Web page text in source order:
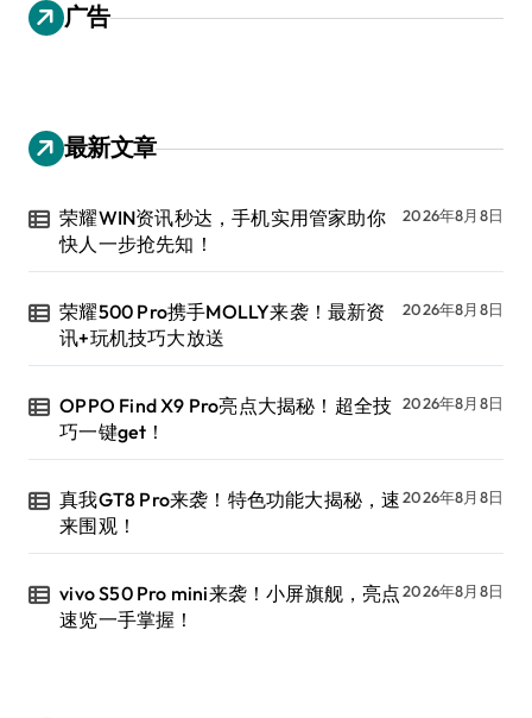
广告
最新文章
荣耀WIN资讯秒达，手机实用管家助你
快人一步抢先知！
2026年8月8日
荣耀500 Pro携手MOLLY来袭！最新资
讯+玩机技巧大放送
2026年8月8日
OPPO Find X9 Pro亮点大揭秘！超全技
巧一键get！
2026年8月8日
真我GT8 Pro来袭！特色功能大揭秘，速
来围观！
2026年8月8日
vivo S50 Pro mini来袭！小屏旗舰，亮点
速览一手掌握！
2026年8月8日